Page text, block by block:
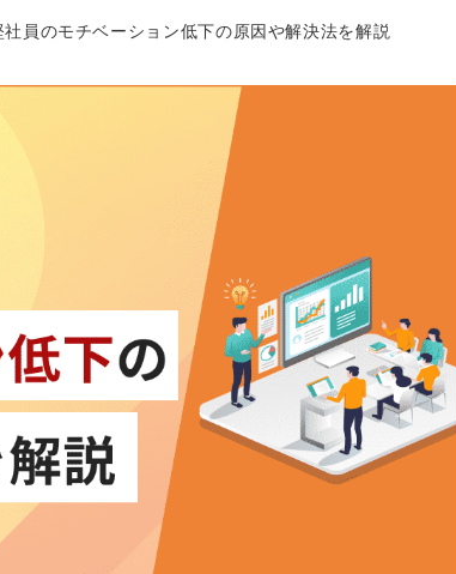
社員のモチベーション低下の原因や解決法を解説